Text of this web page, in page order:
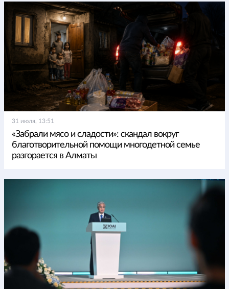
31 июля, 13:51
«Забрали мясо и сладости»: скандал вокруг
благотворительной помощи многодетной семье
разгорается в Алматы